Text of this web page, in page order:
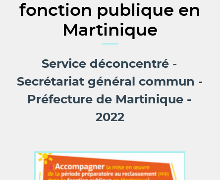
fonction publique en
Martinique
Service déconcentré
Secrétariat général commun -
Préfecture de Martinique
2022